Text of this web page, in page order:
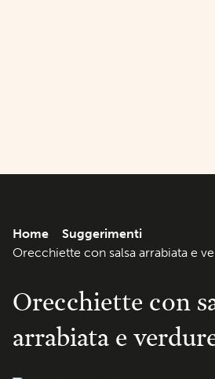
Home
Suggerimenti
Orecchiette con salsa arrabiata e
Orecchiette con
arrabiata e